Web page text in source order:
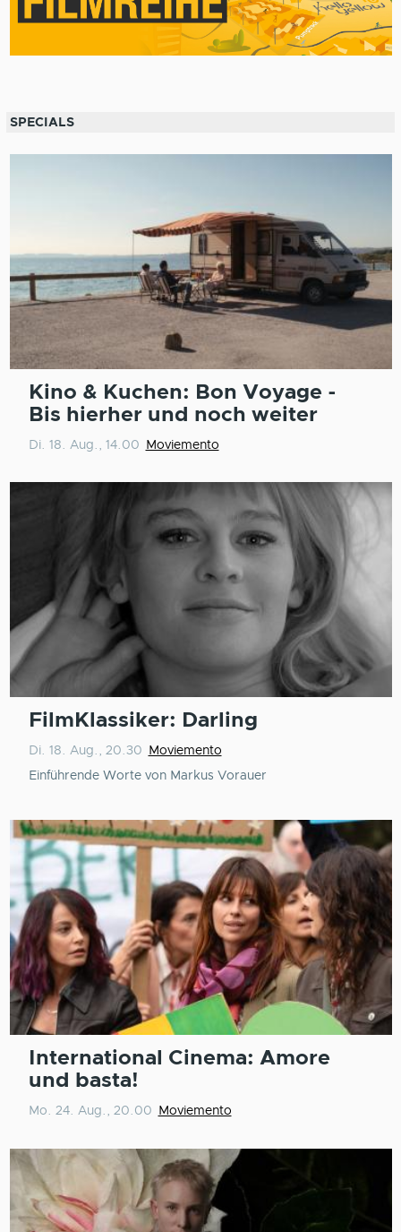
SPECIALS
Kino & Kuchen: Bon Voyage -
Bis hierher und noch weiter
Di. 18. Aug., 14.00 Moviemento
FilmKlassiker: Darling
Di. 18. Aug., 20.30
Moviemento
Einführende Worte von Markus Vorauer
International Cinema: Amore
und basta!
Mo. 24. Aug., 20.00 Moviemento